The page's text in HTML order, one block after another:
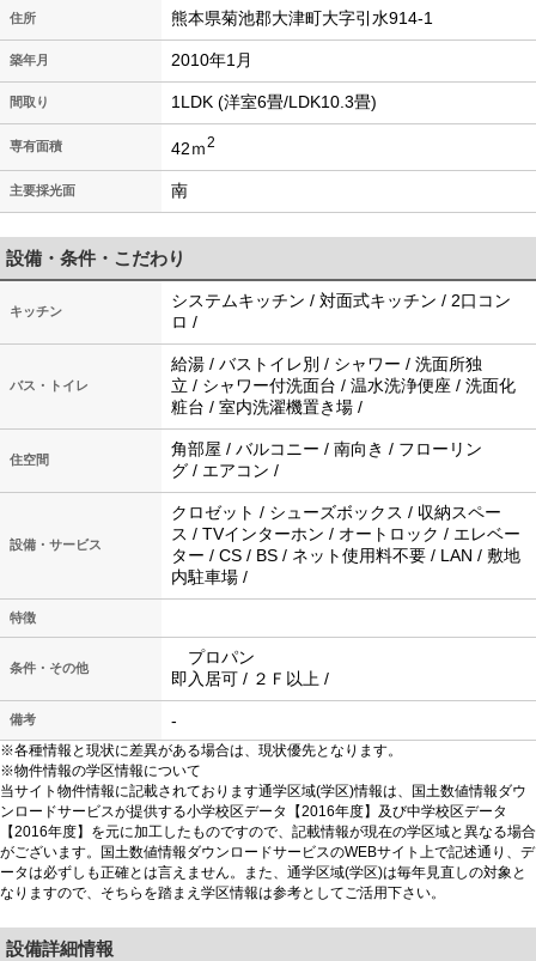
住所 熊本県菊池郡大津町大字引水914-1
築年月 2010年1月
間取り 1LDK (洋室6畳/LDK10.3畳)
専有面積 42ｍ2
主要採光面 南
設備・条件・こだわり
キッチン
システムキッチン / 対面式キッチン / 2口コン
ロ /
バス・トイレ
給湯 / バストイレ別 / シャワー / 洗面所独
立 / シャワー付洗面台 / 温水洗浄便座 / 洗面化
粧台 / 室内洗濯機置き場 /
住空間
角部屋 / バルコニー / 南向き / フローリン
グ / エアコン /
設備・サービス
クロゼット / シューズボックス / 収納スペー
ス / TVインターホン / オートロック / エレベー
ター / CS / BS / ネット使用料不要 / LAN / 敷地
内駐車場 /
特徴
条件・その他
プロパン
即入居可 / ２Ｆ以上 /
備考 -
※各種情報と現状に差異がある場合は、現状優先となります。
※物件情報の学区情報について
当サイト物件情報に記載されております通学区域(学区)情報は、国土数値情報ダウ
ンロードサービスが提供する小学校区データ【2016年度】及び中学校区データ
【2016年度】を元に加工したものですので、記載情報が現在の学区域と異なる場合
がございます。国土数値情報ダウンロードサービスのWEBサイト上で記述通り、デ
ータは必ずしも正確とは言えません。また、通学区域(学区)は毎年見直しの対象と
なりますので、そちらを踏まえ学区情報は参考としてご活用下さい。
設備詳細情報